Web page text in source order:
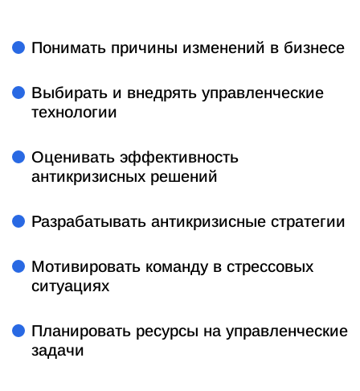
Понимать причины изменений в бизнесе
Выбирать и внедрять управленческие
технологии
Оценивать эффективность
антикризисных решений
Разрабатывать антикризисные стратегии
Мотивировать команду в стрессовых
ситуациях
Планировать ресурсы на управленческие
задачи